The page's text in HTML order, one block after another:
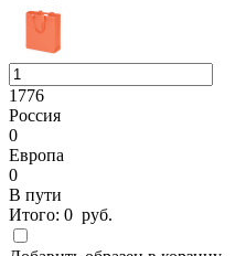
1776
Россия
0
Европа
0
В пути
Итого: 0 руб.